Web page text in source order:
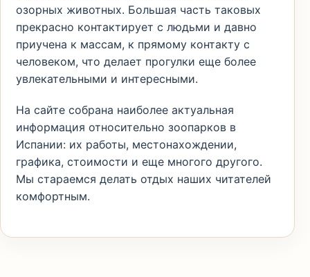
озорных животных. Большая часть таковых
прекрасно контактирует с людьми и давно
приучена к массам, к прямому контакту с
человеком, что делает прогулки еще более
увлекательными и интересными.
На сайте собрана наиболее актуальная
информация относительно зоопарков в
Испании: их работы, местонахождении,
графика, стоимости и еще многого другого.
Мы стараемся делать отдых наших читателей
комфортным.